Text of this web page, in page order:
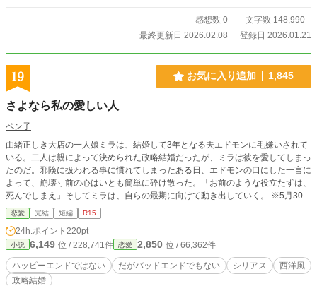
し、「帝なしでは息もできない」状態へ作り変えるための、
狂気じみた遊戯だった。 「一生、私の腕の中で溺れていろ」
毒に溶かされていく――。 ★最後は極上のハッピーエンドで
す。 ※AI画像を使用しています。
感想数 0
文字数 148,990
最終更新日 2026.02.08
登録日 2026.01.21
19 お気に入り追加 1,845
さよなら私の愛しい人
ペン子
由緒正しき大店の一人娘ミラは、結婚して3年となる夫エドモンに毛嫌いされて
いる。二人は親によって決められた政略結婚だったが、ミラは彼を愛してしまっ
たのだ。邪険に扱われる事に慣れてしまったある日、エドモンの口にした一言に
よって、崩壊寸前の心はいとも簡単に砕け散った。「お前のような役立たずは、
死んでしまえ」そしてミラは、自らの最期に向けて動き出していく。 ※5月30日
無事完結しました。応援ありがとうございます！ ※小説家になろう様にも別名
義で掲載してます。
恋愛 完結 短編 R15
24h.ポイント 220pt
小説 6,149 位 / 228,741件 恋愛 2,850 位 / 66,362件
ハッピーエンドではない だがバッドエンドでもない シリアス
西洋風
政略結婚